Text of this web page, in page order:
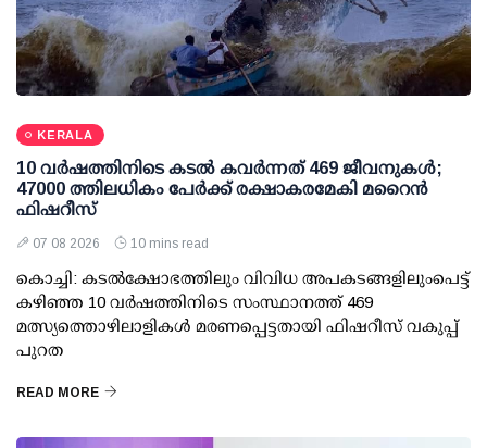
KERALA
10 വര്‍ഷത്തിനിടെ കടല്‍ കവര്‍ന്നത് 469 ജീവനുകള്‍;
47000 ത്തിലധികം പേര്‍ക്ക് രക്ഷാകരമേകി മറൈന്‍
ഫിഷറീസ്
07 08 2026 10 mins read
കൊച്ചി: കടല്‍ക്ഷോഭത്തിലും വിവിധ അപകടങ്ങളിലുംപെട്ട്
കഴിഞ്ഞ 10 വര്‍ഷത്തിനിടെ സംസ്ഥാനത്ത് 469
മത്സ്യത്തൊഴിലാളികള്‍ മരണപ്പെട്ടതായി ഫിഷറീസ് വകുപ്പ്
പുറത
READ MORE